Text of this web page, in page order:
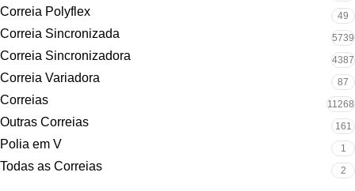
Correia Polyflex 49
Correia Sincronizada 5739
Correia Sincronizadora 4387
Correia Variadora 87
Correias 11268
Outras Correias 161
Polia em V 1
Todas as Correias 2